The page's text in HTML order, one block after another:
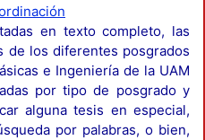
en texto completo, las
de los diferentes posgrados
e Ingeniería de la UAM
por tipo de posgrado y
alguna tesis en especial,
por palabras, o bien,